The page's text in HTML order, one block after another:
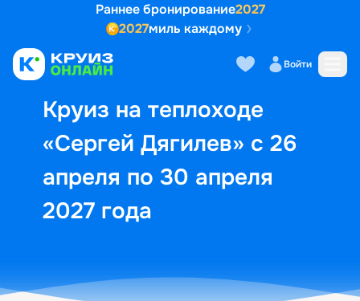
Раннее бронирование2027
2027миль каждому
Войти
Круиз на теплоходе
«Сергей Дягилев» с 26
апреля по 30 апреля
2027 года
Выбор кают Маршрут и